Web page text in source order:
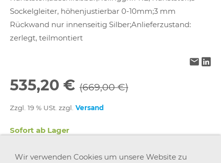
Sockelgleiter, höhenjustierbar 0-10mm;3 mm
Rückwand nur innenseitig Silber;Anlieferzustand:
zerlegt, teilmontiert
535,20 € (669,00 €)
Zzgl. 19 % USt. zzgl. Versand
Sofort ab Lager
Wir verwenden Cookies um unsere Website zu